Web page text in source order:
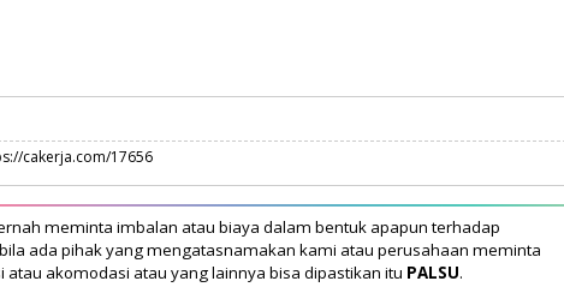
cakerja.com/17656
meminta imbalan atau biaya dalam bentuk apapun terhadap
ada pihak yang mengatasnamakan kami atau perusahaan meminta
akomodasi atau yang lainnya bisa dipastikan itu PALSU.